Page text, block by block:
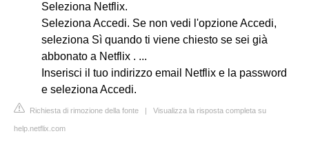
Seleziona Netflix.
Seleziona Accedi. Se non vedi l'opzione Accedi,
seleziona Sì quando ti viene chiesto se sei già
abbonato a Netflix . ...
Inserisci il tuo indirizzo email Netflix e la password
e seleziona Accedi.
Richiesta di rimozione della fonte | Visualizza la risposta completa su
help.netflix.com